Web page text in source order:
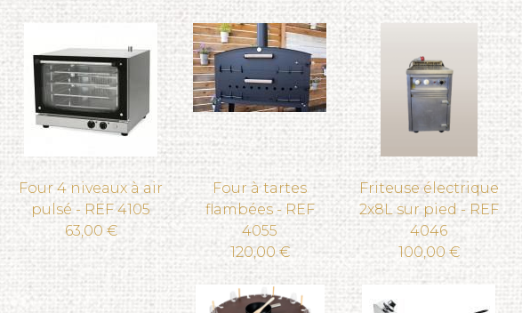
Four 4 niveaux à air
pulsé - REF 4105
63,00 €
Four à tartes
flambées - REF
4055
120,00 €
Friteuse électrique
2x8L sur pied - REF
4046
100,00 €